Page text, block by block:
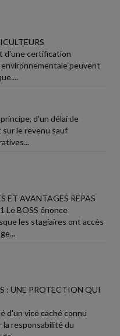
d'une certification
peuvent
d'un délai de
le revenu sauf
ET AVANTAGES REPAS
Le BOSS énonce
les stagiaires ont accès
: UNE PROTECTION QUI
d'un vice caché connu
responsabilité du